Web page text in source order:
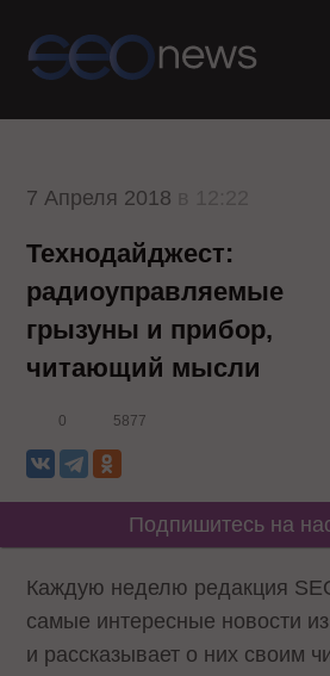
7 Апреля 2018
Технодайджест:
радиоуправляемые
грызуны и прибор,
читающий мысли
0 5877
Подпишитесь на
Каждую неделю редакция
самые интересные новости
и рассказывает о них своим